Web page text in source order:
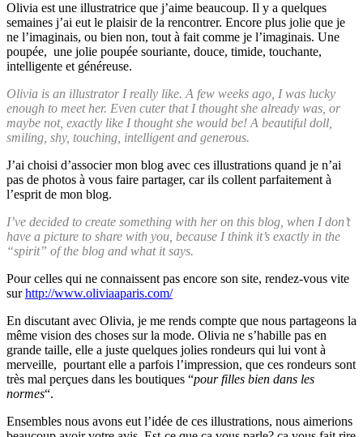
Olivia est une illustratrice que j’aime beaucoup. Il y a quelques
semaines j’ai eut le plaisir de la rencontrer. Encore plus jolie que je
ne l’imaginais, ou bien non, tout à fait comme je l’imaginais. Une
poupée, une jolie poupée souriante, douce, timide, touchante,
intelligente et généreuse.
Olivia is an illustrator I really like. A few weeks ago, I was lucky
enough to meet her. Even cuter that I thought she already was, or
maybe not, exactly like I thought she would be! A beautiful doll,
smiling, shy, touching, intelligent and generous.
J’ai choisi d’associer mon blog avec ces illustrations quand je n’ai
pas de photos à vous faire partager, car ils collent parfaitement à
l’esprit de mon blog.
I’ve decided to create something with her on this blog, when I don’t
have a picture to share with you, because I think it’s exactly in the
“spirit” of the blog and what it says.
Pour celles qui ne connaissent pas encore son site, rendez-vous vite
surhttp://www.oliviaaparis.com/
En discutant avec Olivia, je me rends compte que nous partageons la
même vision des choses sur la mode. Olivia ne s’habille pas en
grande taille, elle a juste quelques jolies rondeurs qui lui vont à
merveille, pourtant elle a parfois l’impression, que ces rondeurs sont
très mal perçues dans les boutiques “pour filles bien dans les
normes“.
Ensembles nous avons eut l’idée de ces illustrations, nous aimerions